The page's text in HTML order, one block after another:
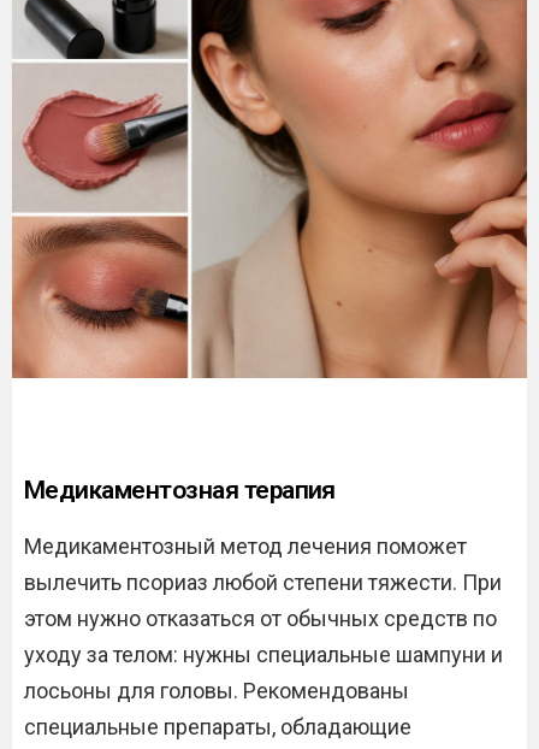
Медикаментозная терапия
Медикаментозный метод лечения поможет
вылечить псориаз любой степени тяжести. При
этом нужно отказаться от обычных средств по
уходу за телом: нужны специальные шампуни и
лосьоны для головы. Рекомендованы
специальные препараты, обладающие